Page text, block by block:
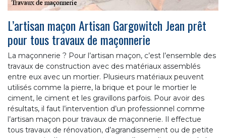
L’artisan maçon Artisan Gargowitch Jean prêt
pour tous travaux de maçonnerie
La maçonnerie ? Pour l’artisan maçon, c’est l’ensemble des
travaux de construction avec des matériaux assemblés
entre eux avec un mortier. Plusieurs matériaux peuvent
utilisés comme la pierre, la brique et pour le mortier le
ciment, le ciment et les gravillons parfois. Pour avoir des
résultats, il faut l’intervention d’un professionnel comme
l’artisan maçon pour travaux de maçonnerie. Il effectue
tous travaux de rénovation, d’agrandissement ou de petite